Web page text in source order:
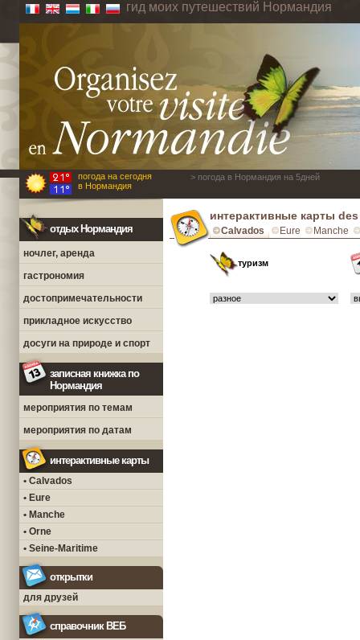
гид моих путешествий Нормандия
погода на сегодня
в Нормандия
> погода в Нормандия на 5дней
отдых Нормандия
ночлег, аренда
гастрономия
достопримечательности
прикладное искусство
досуги на природе и спорт
записная книжка по
Нормандия
мероприятия по темам
мероприятия по датам
интерактивные карты
• Calvados
• Eure
• Manche
• Orne
• Seine-Maritime
открытки
для друзей
справочник ВЕБ
интерактивные карты
Calvados Eure Manche
туризм